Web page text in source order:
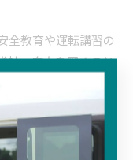
全教育や運転講習の
持・向上を図ること
移動の安全性を高